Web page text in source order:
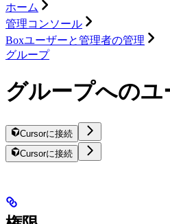
ホーム
管理コンソール
Boxユーザーと管理者の管理
グループ
グループへのユ
Cursorに接続
Cursorに接続